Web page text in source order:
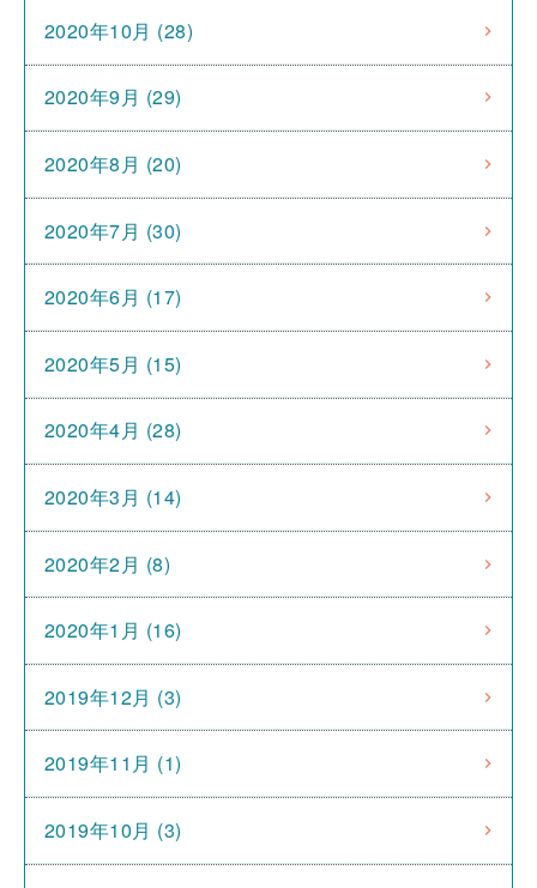
2020年10月 (28)
2020年9月 (29)
2020年8月 (20)
2020年7月 (30)
2020年6月 (17)
2020年5月 (15)
2020年4月 (28)
2020年3月 (14)
2020年2月 (8)
2020年1月 (16)
2019年12月 (3)
2019年11月 (1)
2019年10月 (3)